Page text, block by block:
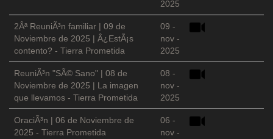
2025
2Âª ReuniÃ³n familiar | 09 de
Noviembre de 2025 | Â¿EstÃ¡s
contento? - Tierra Prometida
09 -
nov -
2025
ReuniÃ³n "SÃ© Sano" | 08 de
Noviembre de 2025 | La imagen
que llevamos - Tierra Prometida
08 -
nov -
2025
OraciÃ³n | 06 de Noviembre de
2025 - Tierra Prometida
06 -
nov -